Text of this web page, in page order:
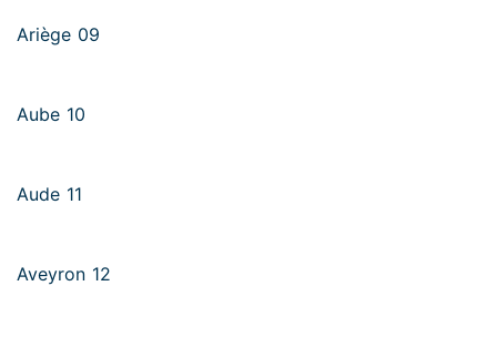
Ariège 09
Aube 10
Aude 11
Aveyron 12